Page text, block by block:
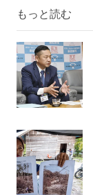
もっと読む